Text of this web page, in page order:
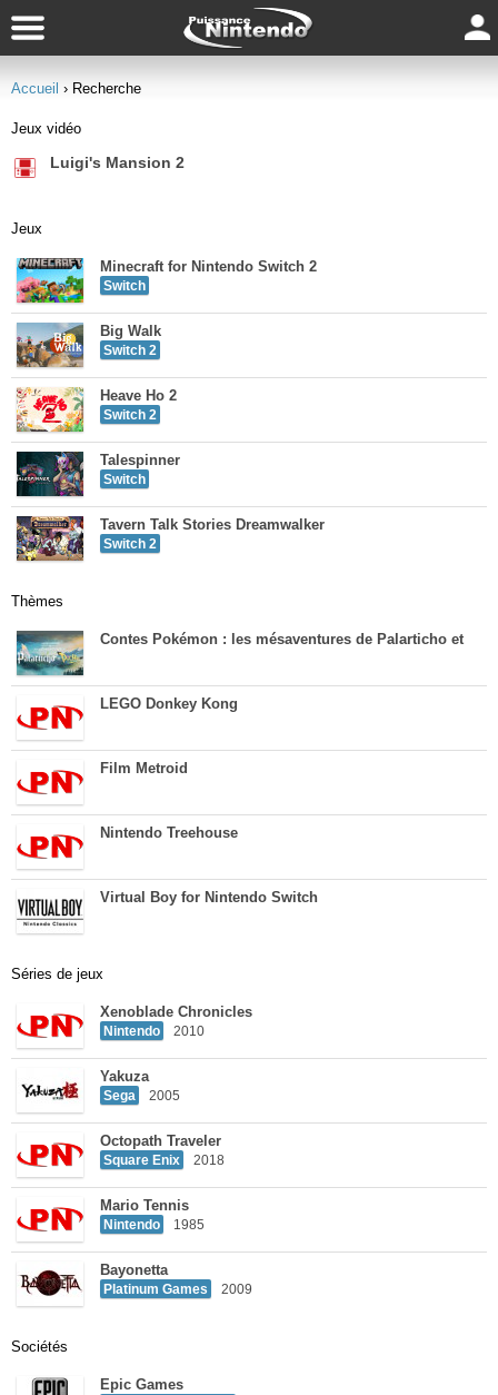
Accueil › Recherche
Jeux vidéo
Luigi's Mansion 2
Jeux
Minecraft for Nintendo Switch 2
Switch
Big Walk
Switch 2
Heave Ho 2
Switch 2
Talespinner
Switch
Tavern Talk Stories Dreamwalker
Switch 2
Thèmes
Contes Pokémon : les mésaventures de Palarticho et
LEGO Donkey Kong
Film Metroid
Nintendo Treehouse
Virtual Boy for Nintendo Switch
Séries de jeux
Xenoblade Chronicles
Nintendo 2010
Yakuza
Sega 2005
Octopath Traveler
Square Enix 2018
Mario Tennis
Nintendo 1985
Bayonetta
Platinum Games 2009
Sociétés
Epic Games